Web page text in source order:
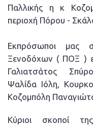
Παλλικής η κ
περιοχή Πόρου -
Εκπρόσωποι μας
Ξενοδόχων ( ΠΟΞ )
Γαλιατσάτος
Ψαλίδα Ιόλη,
Κοζομπόλη
Κύριοι σκοποί